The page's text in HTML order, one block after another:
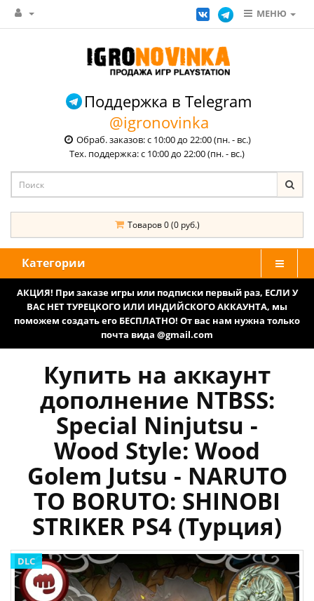
МЕНЮ
Поддержка в Telegram
@igronovinka
Обраб. заказов: с 10:00 до 22:00 (пн. - вс.)
Тех. поддержка: с 10:00 до 22:00 (пн. - вс.)
Товаров 0 (0 руб.)
Категории
АКЦИЯ! При заказе игры или подписки первый раз, ЕСЛИ У
ВАС НЕТ ТУРЕЦКОГО ИЛИ ИНДИЙСКОГО АККАУНТА, мы
поможем создать его БЕСПЛАТНО! От вас нам нужна только
почта вида @gmail.com
Купить на аккаунт
дополнение NTBSS:
Special Ninjutsu -
Wood Style: Wood
Golem Jutsu - NARUTO
TO BORUTO: SHINOBI
STRIKER PS4 (Турция)
DLC